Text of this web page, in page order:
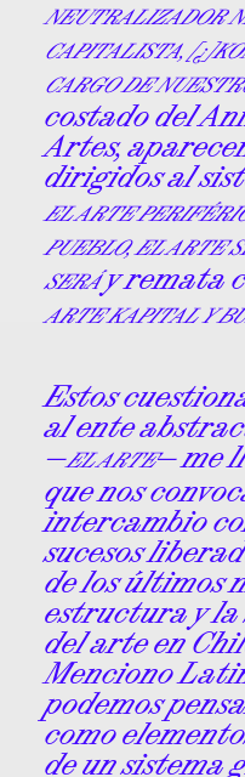
NEUTRALIZADOR
CAPITALISTA,
CARGO DE
costado del
Artes,
dirigidos al
EL ARTE
PUEBLO, EL ARTE
SERÁy remata
ARTE KAPITAL Y
Estos
al ente
—EL ARTE— me
que nos
intercambio
sucesos
de los últimos
estructura y
del arte en
Menciono
podemos
como
de un sistema